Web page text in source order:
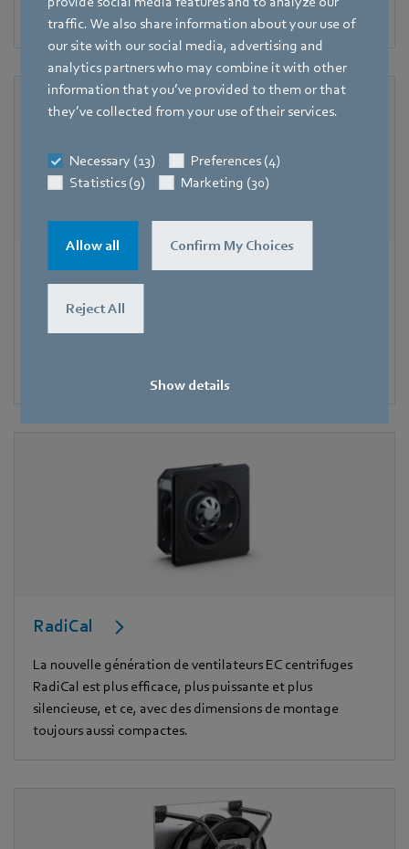
traffic. We also share information about your use of
our site with our social media, advertising and
analytics partners who may combine it with other
information that you’ve provided to them or that
they’ve collected from your use of their services.
Necessary (13)
Preferences (4)
Statistics (9)
Marketing (30)
Allow all Confirm My Choices
Reject All
Show details
intégrée du débit pour la ventilation de l’habitat.
HyBlade
Avec Hyblade®, une structure hybride innovante et
unique à ce jour pour les pales de ventilateur, ebm-papst
RadiCal
La nouvelle génération de ventilateurs EC centrifuges
RadiCal est plus efficace, plus puissante et plus
silencieuse, et ce, avec des dimensions de montage
toujours aussi compactes.